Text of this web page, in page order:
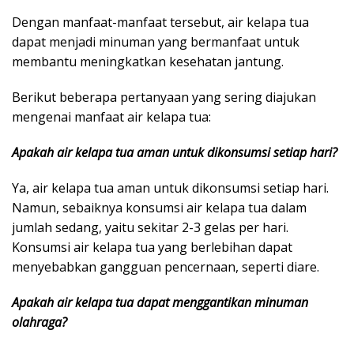
Dengan manfaat-manfaat tersebut, air kelapa tua
dapat menjadi minuman yang bermanfaat untuk
membantu meningkatkan kesehatan jantung.
Berikut beberapa pertanyaan yang sering diajukan
mengenai manfaat air kelapa tua:
Apakah air kelapa tua aman untuk dikonsumsi setiap hari?
Ya, air kelapa tua aman untuk dikonsumsi setiap hari.
Namun, sebaiknya konsumsi air kelapa tua dalam
jumlah sedang, yaitu sekitar 2-3 gelas per hari.
Konsumsi air kelapa tua yang berlebihan dapat
menyebabkan gangguan pencernaan, seperti diare.
Apakah air kelapa tua dapat menggantikan minuman
olahraga?